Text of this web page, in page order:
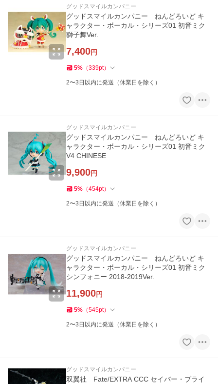
グッドスマイルカンパニー
グッドスマイルカンパニー ねんどろいど キ
ャラクター・ボーカル・シリーズ01 初音ミク
獅子舞Ver.
7,400円
5% （339pt）
2〜3日以内に発送（休業日を除く）
グッドスマイルカンパニー
グッドスマイルカンパニー ねんどろいど キ
ャラクター・ボーカル・シリーズ01 初音ミク
V4 CHINESE
9,900円
5% （454pt）
2〜3日以内に発送（休業日を除く）
グッドスマイルカンパニー
グッドスマイルカンパニー ねんどろいど キ
ャラクター・ボーカル・シリーズ01 初音ミク
シンフォニー 2018-2019Ver.
11,900円
5% （545pt）
2〜3日以内に発送（休業日を除く）
グッドスマイルカンパニー
双翼社 Fate/EXTRA CCC セイバー・ブライ